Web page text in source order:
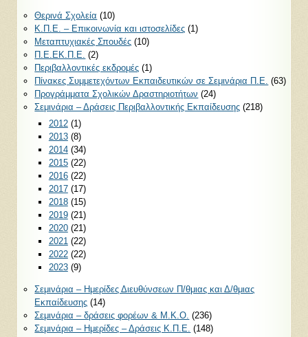
Θερινά Σχολεία (10)
Κ.Π.Ε. – Επικοινωνία και ιστοσελίδες (1)
Μεταπτυχιακές Σπουδές (10)
Π.Ε.ΕΚ.Π.Ε. (2)
Περιβαλλοντικές εκδρομές (1)
Πίνακες Συμμετεχόντων Εκπαιδευτικών σε Σεμινάρια Π.Ε. (63)
Προγράμματα Σχολικών Δραστηριοτήτων (24)
Σεμινάρια – Δράσεις Περιβαλλοντικής Εκπαίδευσης (218)
2012(1)
2013(8)
2014(34)
2015(22)
2016(22)
2017(17)
2018(15)
2019(21)
2020(21)
2021 (22)
2022(22)
2023(9)
Σεμινάρια – Ημερίδες Διευθύνσεων Π/θμιας και Δ/θμιας
Εκπαίδευσης (14)
Σεμινάρια – δράσεις φορέων & Μ.Κ.Ο. (236)
Σεμινάρια – Ημερίδες – Δράσεις Κ.Π.Ε. (148)